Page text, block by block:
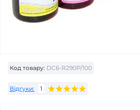
Код товару: DC6-R290P/100
Відгуки: 1